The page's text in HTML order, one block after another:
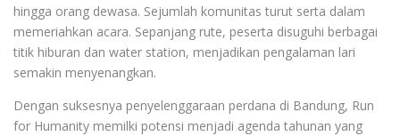
hingga orang dewasa. Sejumlah komunitas turut serta dalam
memeriahkan acara. Sepanjang rute, peserta disuguhi berbagai
titik hiburan dan water station, menjadikan pengalaman lari
semakin menyenangkan.
Dengan suksesnya penyelenggaraan perdana di Bandung, Run
for Humanity memilki potensi menjadi agenda tahunan yang